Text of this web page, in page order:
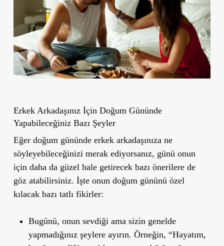
Erkek Arkadaşınız İçin Doğum Gününde
Yapabileceğiniz Bazı Şeyler
Eğer doğum gününde erkek arkadaşınıza ne
söyleyebileceğinizi merak ediyorsanız, günü onun
için daha da güzel hale getirecek bazı önerilere de
göz atabilirsiniz. İşte onun doğum gününü özel
kılacak bazı tatlı fikirler:
Bugünü, onun sevdiği ama sizin genelde
yapmadığınız şeylere ayırın. Örneğin, “Hayatım,